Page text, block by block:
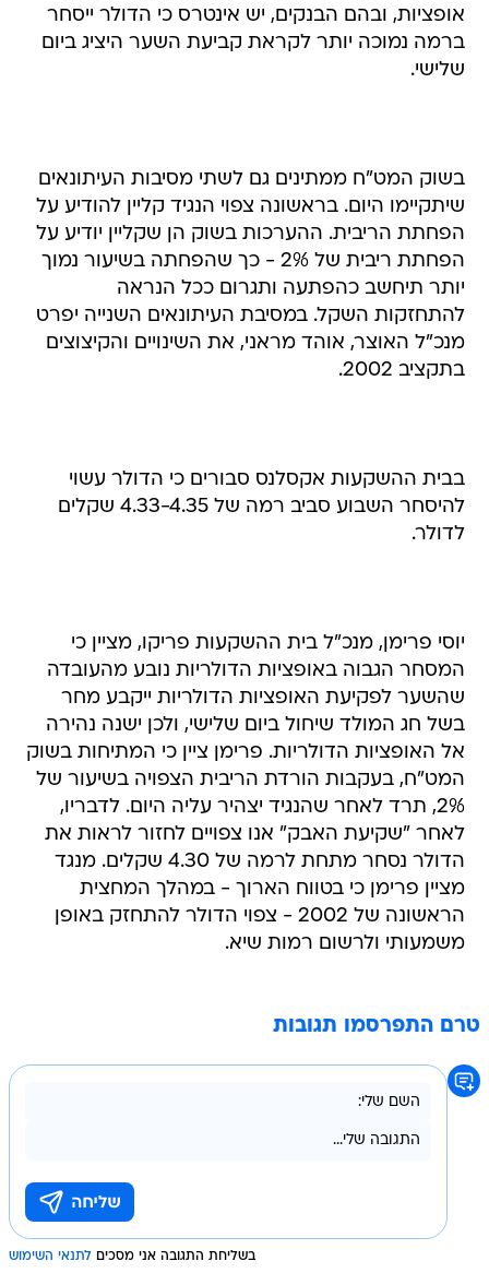
אופציות, ובהם הבנקים, יש אינטרס כי הדולר ייסחר
ברמה נמוכה יותר לקראת קביעת השער היציג ביום
שלישי.
בשוק המט"ח ממתינים גם לשתי מסיבות העיתונאים
שיתקיימו היום. בראשונה צפוי הנגיד קליין להודיע על
הפחתת הריבית. ההערכות בשוק הן שקליין יודיע על
הפחתת ריבית של 2% - כך שהפחתה בשיעור נמוך
יותר תיחשב כהפתעה ותגרום ככל הנראה
להתחזקות השקל. במסיבת העיתונאים השנייה יפרט
מנכ"ל האוצר, אוהד מראני, את השינויים והקיצוצים
בתקציב 2002.
בבית ההשקעות אקסלנס סבורים כי הדולר עשוי
להיסחר השבוע סביב רמה של 4.33-4.35 שקלים
לדולר.
יוסי פרימן, מנכ"ל בית ההשקעות פריקו, מציין כי
המסחר הגבוה באופציות הדולריות נובע מהעובדה
שהשער לפקיעת האופציות הדולריות ייקבע מחר
בשל חג המולד שיחול ביום שלישי, ולכן ישנה נהירה
אל האופציות הדולריות. פרימן ציין כי המתיחות בשוק
המט"ח, בעקבות הורדת הריבית הצפויה בשיעור של
2%, תרד לאחר שהנגיד יצהיר עליה היום. לדבריו,
לאחר "שקיעת האבק" אנו צפויים לחזור לראות את
הדולר נסחר מתחת לרמה של 4.30 שקלים. מנגד
מציין פרימן כי בטווח הארוך - במהלך המחצית
הראשונה של 2002 - צפוי הדולר להתחזק באופן
משמעותי ולרשום רמות שיא.
טרם התפרסמו תגובות
בשליחת התגובה אני מסכים לתנאי השימוש